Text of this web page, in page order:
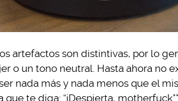
artefactos son distintivas, por lo
o un tono neutral. Hasta ahora no
nada más y nada menos que el
te diga: “¡Despierta,